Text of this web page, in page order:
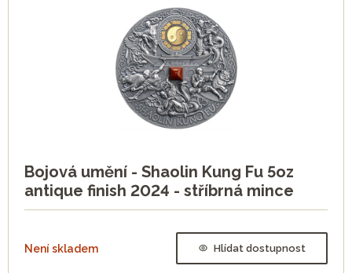
Bojová umění - Shaolin Kung Fu 5oz
antique finish 2024 - stříbrná mince
Není skladem Hlídat dostupnost